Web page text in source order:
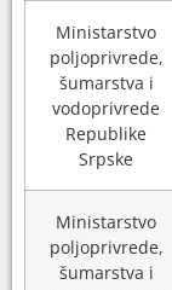
Ministarstvo
poljoprivrede,
šumarstva i
vodoprivrede
Republike
Srpske
Ministarstvo
poljoprivrede,
šumarstva i